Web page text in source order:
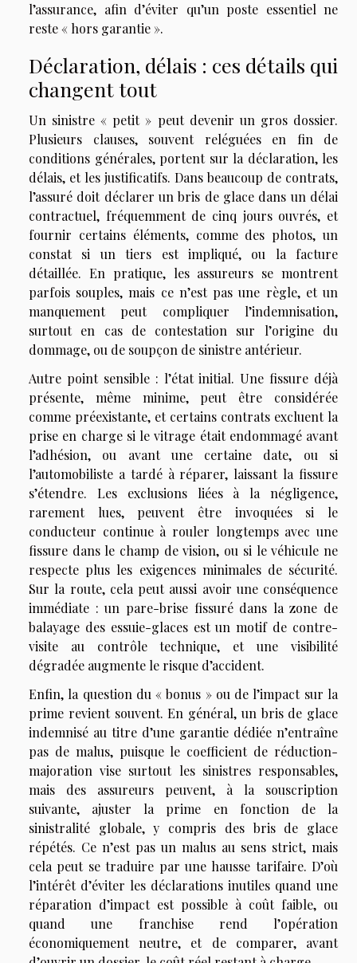
l’assurance, afin d’éviter qu’un poste essentiel ne
reste « hors garantie ».
Déclaration, délais : ces détails qui
changent tout
Un sinistre « petit » peut devenir un gros dossier.
Plusieurs clauses, souvent reléguées en fin de
conditions générales, portent sur la déclaration, les
délais, et les justificatifs. Dans beaucoup de contrats,
l’assuré doit déclarer un bris de glace dans un délai
contractuel, fréquemment de cinq jours ouvrés, et
fournir certains éléments, comme des photos, un
constat si un tiers est impliqué, ou la facture
détaillée. En pratique, les assureurs se montrent
parfois souples, mais ce n’est pas une règle, et un
manquement peut compliquer l’indemnisation,
surtout en cas de contestation sur l’origine du
dommage, ou de soupçon de sinistre antérieur.
Autre point sensible : l’état initial. Une fissure déjà
présente, même minime, peut être considérée
comme préexistante, et certains contrats excluent la
prise en charge si le vitrage était endommagé avant
l’adhésion, ou avant une certaine date, ou si
l’automobiliste a tardé à réparer, laissant la fissure
s’étendre. Les exclusions liées à la négligence,
rarement lues, peuvent être invoquées si le
conducteur continue à rouler longtemps avec une
fissure dans le champ de vision, ou si le véhicule ne
respecte plus les exigences minimales de sécurité.
Sur la route, cela peut aussi avoir une conséquence
immédiate : un pare-brise fissuré dans la zone de
balayage des essuie-glaces est un motif de contre-
visite au contrôle technique, et une visibilité
dégradée augmente le risque d’accident.
Enfin, la question du « bonus » ou de l’impact sur la
prime revient souvent. En général, un bris de glace
indemnisé au titre d’une garantie dédiée n’entraîne
pas de malus, puisque le coefficient de réduction-
majoration vise surtout les sinistres responsables,
mais des assureurs peuvent, à la souscription
suivante, ajuster la prime en fonction de la
sinistralité globale, y compris des bris de glace
répétés. Ce n’est pas un malus au sens strict, mais
cela peut se traduire par une hausse tarifaire. D’où
l’intérêt d’éviter les déclarations inutiles quand une
réparation d’impact est possible à coût faible, ou
quand une franchise rend l’opération
économiquement neutre, et de comparer, avant